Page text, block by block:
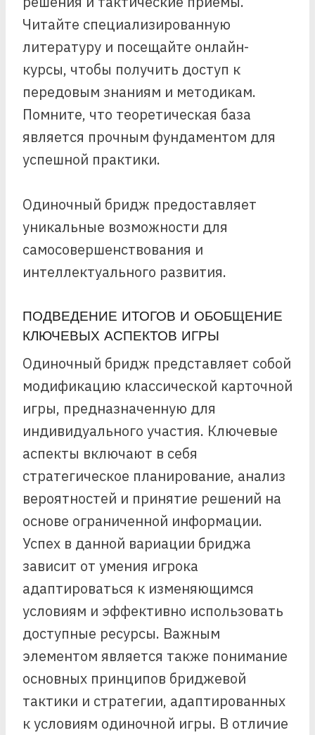
Читайте специализированную
литературу и посещайте онлайн-
курсы, чтобы получить доступ к
передовым знаниям и методикам.
Помните, что теоретическая база
является прочным фундаментом для
успешной практики.
Одиночный бридж предоставляет
уникальные возможности для
самосовершенствования и
интеллектуального развития.
ПОДВЕДЕНИЕ ИТОГОВ И ОБОБЩЕНИЕ
КЛЮЧЕВЫХ АСПЕКТОВ ИГРЫ
Одиночный бридж представляет собой
модификацию классической карточной
игры, предназначенную для
индивидуального участия. Ключевые
аспекты включают в себя
стратегическое планирование, анализ
вероятностей и принятие решений на
основе ограниченной информации.
Успех в данной вариации бриджа
зависит от умения игрока
адаптироваться к изменяющимся
условиям и эффективно использовать
доступные ресурсы. Важным
элементом является также понимание
основных принципов бриджевой
тактики и стратегии, адаптированных
к условиям одиночной игры. В отличие